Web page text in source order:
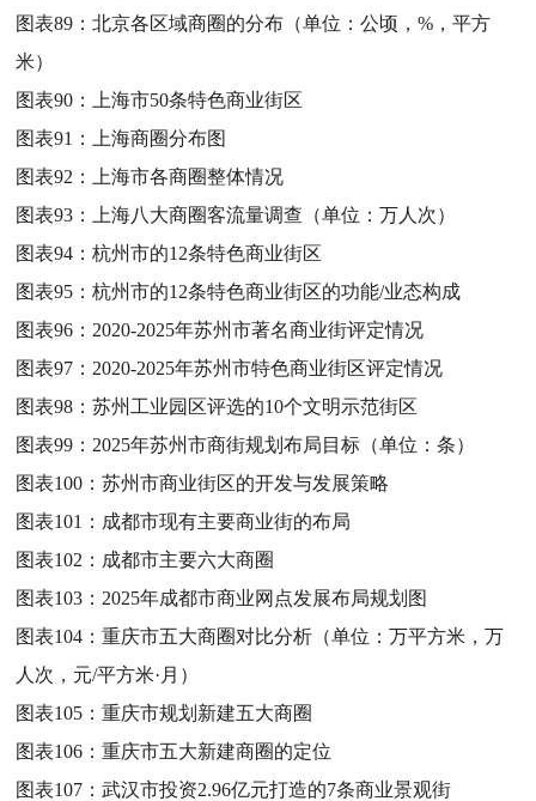
图表89：北京各区域商圈的分布（单位：公顷，%，平方
米）
图表90：
上海市50条特色商业街区
图表91：
上海商圈分布图
图表92：
上海市各商圈整体情况
图表93：
上海八大商圈客流量调查（单位：万人次）
图表94：杭州市的12条特色商业街区
图表95：杭州市的12条特色商业街区的功能/业态构成
图表96： 2020-2025年苏州市著名商业街评定情况
图表97： 2020-2025年苏州市特色商业街区评定情况
图表98：苏州工业园区评选的10个文明示范街区
图表99： 2025年苏州市商街规划布局目标（单位：条）
图表100：苏州市商业街区的开发与发展策略
图表101： 成都市现有主要商业街的布局
图表102： 成都市主要六大商圈
图表103： 2025年成都市商业网点发展布局规划图
图表104：重庆市五大商圈对比分析（单位：万平方米，万
人次，元/平方米·月）
图表105：重庆市规划新建五大商圈
图表106：重庆市五大新建商圈的定位
图表107：武汉市投资2.96亿元打造的7条商业景观街